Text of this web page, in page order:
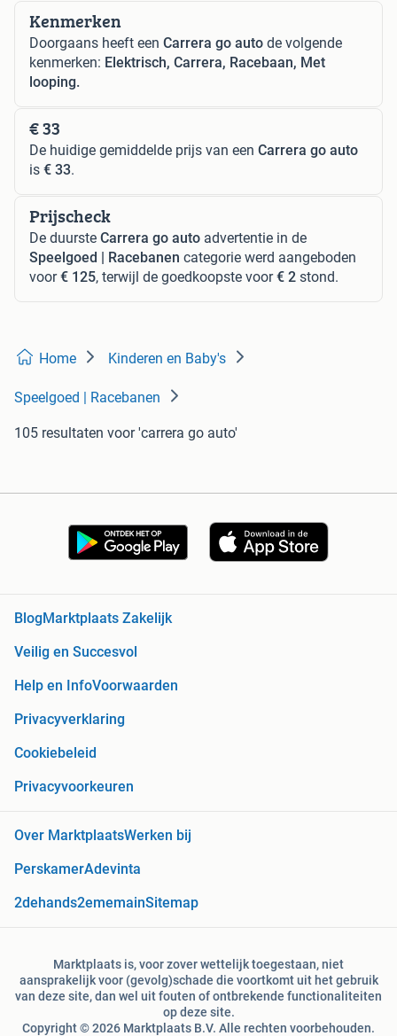
Kenmerken
Doorgaans heeft een Carrera go auto de volgende
kenmerken: Elektrisch, Carrera, Racebaan, Met
looping.
€ 33
De huidige gemiddelde prijs van een Carrera go auto
is € 33.
Prijscheck
De duurste Carrera go auto advertentie in de
Speelgoed | Racebanen categorie werd aangeboden
voor€ 125, terwijl de goedkoopste voor€ 2 stond.
Home Kinderen en Baby's
Speelgoed | Racebanen
105 resultaten voor 'carrera go auto'
Blog Marktplaats Zakelijk
Veilig en Succesvol
Help en InfoVoorwaarden
Privacyverklaring
Cookiebeleid
Privacyvoorkeuren
Over MarktplaatsWerken bij
PerskamerAdevinta
2dehands2ememainSitemap
Marktplaats is, voor zover wettelijk toegestaan, niet
aansprakelijk voor (gevolg)schade die voortkomt uit het gebruik
van deze site, dan wel uit fouten of ontbrekende functionaliteiten
op deze site.
Copyright © 2026 Marktplaats B.V. Alle rechten voorbehouden.